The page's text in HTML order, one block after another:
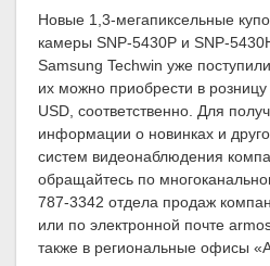
Новые 1,3-мегапиксельные
камеры SNР-5430P и SNР-
Samsung Techwin уже
их можно приобрести в
USD, соответственно. Для
информации о новинках и
систем видеонаблюдения
обращайтесь по
787-3342 отдела продаж
или по электронной почте
также в региональные офисы